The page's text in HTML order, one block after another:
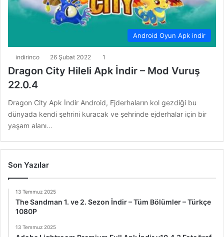
Android Oyun Apk indir
indirinco 26 Şubat 2022 1
Dragon City Hileli Apk İndir – Mod Vuruş
22.0.4
Dragon City Apk İndir Android, Ejderhaların kol gezdiği bu
dünyada kendi şehrini kuracak ve şehrinde ejderhalar için bir
yaşam alanı…
Son Yazılar
13 Temmuz 2025
The Sandman 1. ve 2. Sezon İndir – Tüm Bölümler – Türkçe
1080P
13 Temmuz 2025